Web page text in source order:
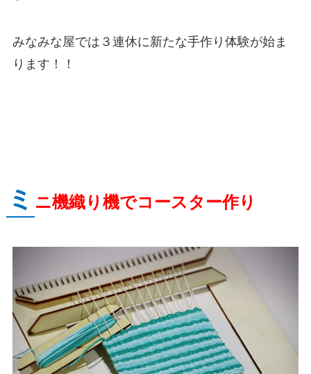
みなみな屋では３連休に新たな手作り体験が始ま
ります！！
ミ ニ機織り機でコースター作り